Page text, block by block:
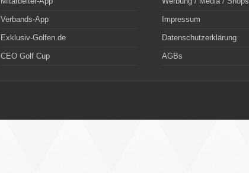
Verbands-App
Exklusiv-Golfen.de
CEO Golf Cup
Impressum
Datenschutzerklärung
AGBs